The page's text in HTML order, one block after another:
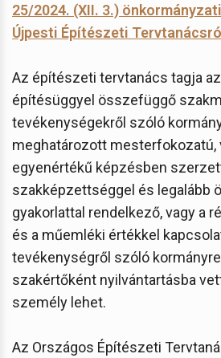
25/2024. (XII. 3.)
Újpesti Építészeti
Az építészeti tervtanács tagja
építésüggyel összefüggő
tevékenységekről szóló
meghatározott mesterfokozatú,
egyenértékű képzésben
szakképzettséggel és legalább
gyakorlattal rendelkező, vagy a
és a műemléki értékkel
tevékenységről szóló
szakértőként nyilvántartásba
személy lehet.
Az Országos Építészeti